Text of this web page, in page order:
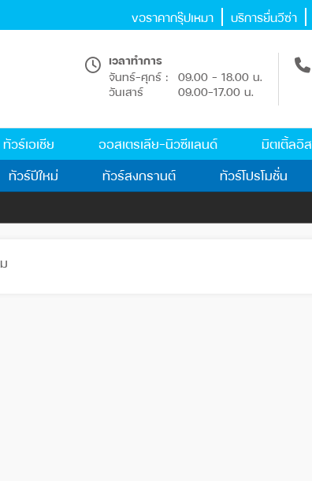
ขอราคากรุ๊ปเหมา บริการยื่นวีซ่า
เวลาทำการ
จันทร์-ศุกร์ :
09.00 - 18.00 น.
วันเสาร์
09.00-17.00 น.
ทัวร์เอเชีย ออสเตรเลีย-นิวซีแลนด์ มิตเติ้ลอิส
ทัวร์ปีใหม่ ทัวร์สงกรานต์ ทัวร์โปรโมชั่น